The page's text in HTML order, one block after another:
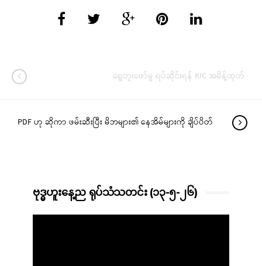
ရွှေတူးဖော်မှု ရပ်ဆိုင်းရန် KIC အမိန့်ထုတ်
PDF ဟု ဆိုကာ ဖမ်းဆီးပြီး မိဘများ၏ နေအိမ်များကို ချိပ်ပိတ်
ဗုဒ္ဓဟူးနေ့ည ရုပ်သံသတင်း (၁၃-၅-၂၆)